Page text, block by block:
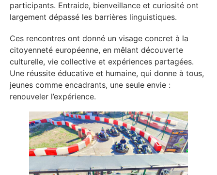
participants. Entraide, bienveillance et curiosité ont
largement dépassé les barrières linguistiques.
Ces rencontres ont donné un visage concret à la
citoyenneté européenne, en mêlant découverte
culturelle, vie collective et expériences partagées.
Une réussite éducative et humaine, qui donne à tous,
jeunes comme encadrants, une seule envie :
renouveler l’expérience.